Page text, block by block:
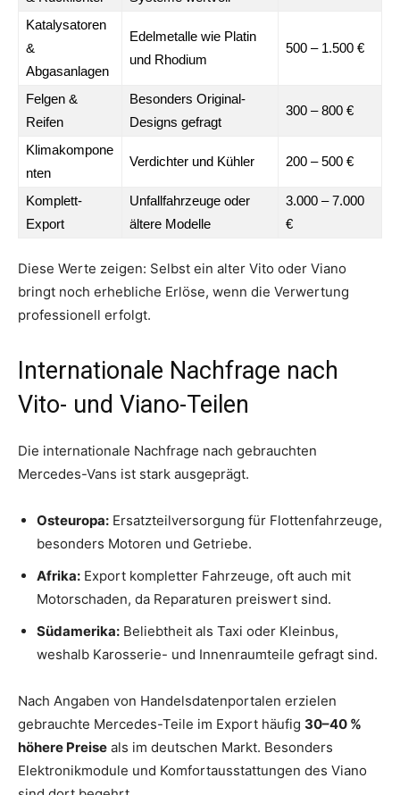
Katalysatoren
&
Abgasanlagen
Edelmetalle wie Platin
und Rhodium
500 – 1.500 €
Felgen &
Reifen
Besonders Original-
Designs gefragt
300 – 800 €
Klimakompone
nten
Verdichter und Kühler 200 – 500 €
Komplett-
Export
Unfallfahrzeuge oder
ältere Modelle
3.000 – 7.000
€
Diese Werte zeigen: Selbst ein alter Vito oder Viano
bringt noch erhebliche Erlöse, wenn die Verwertung
professionell erfolgt.
Internationale Nachfrage nach
Vito- und Viano-Teilen
Die internationale Nachfrage nach gebrauchten
Mercedes-Vans ist stark ausgeprägt.
Osteuropa: Ersatzteilversorgung für Flottenfahrzeuge,
besonders Motoren und Getriebe.
Afrika: Export kompletter Fahrzeuge, oft auch mit
Motorschaden, da Reparaturen preiswert sind.
Südamerika: Beliebtheit als Taxi oder Kleinbus,
weshalb Karosserie- und Innenraumteile gefragt sind.
Nach Angaben von Handelsdatenportalen erzielen
gebrauchte Mercedes-Teile im Export häufig 30–40 %
höhere Preise als im deutschen Markt. Besonders
Elektronikmodule und Komfortausstattungen des Viano